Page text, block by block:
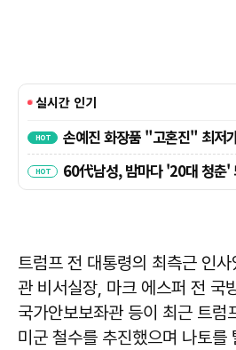
트럼프 전 대통령의 최측근 인
관 비서실장, 마크 에스퍼 전 국
국가안보보좌관 등이 최근 트럼
미군 철수를 추진했으며 나토를